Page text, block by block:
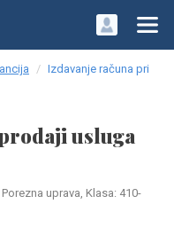
Izdavanje računa pri
usluga
uprava, Klasa: 410-